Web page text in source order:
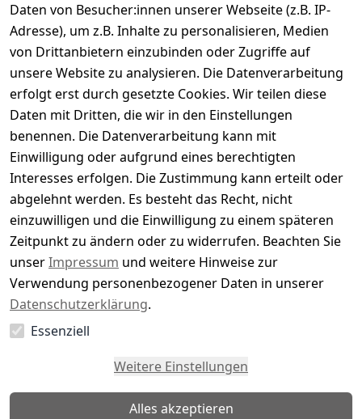
Durchschnittliche Bewertung
0
Basierend auf 0 Bewertung(en)
Bewertung abgeben
5
( 0 )
4
( 0 )
3
( 0 )
2
( 0 )
1
( 0 )
Es hat noch niemand eine Bewertung für diesen
Artikel abgegeben
Daten von Besucher:innen unserer Webseite (z.B. IP-
Adresse), um z.B. Inhalte zu personalisieren, Medien
von Drittanbietern einzubinden oder Zugriffe auf
unsere Website zu analysieren. Die Datenverarbeitung
erfolgt erst durch gesetzte Cookies. Wir teilen diese
Daten mit Dritten, die wir in den Einstellungen
benennen. Die Datenverarbeitung kann mit
Einwilligung oder aufgrund eines berechtigten
Interesses erfolgen. Die Zustimmung kann erteilt oder
abgelehnt werden. Es besteht das Recht, nicht
einzuwilligen und die Einwilligung zu einem späteren
Zeitpunkt zu ändern oder zu widerrufen. Beachten Sie
unserImpressum und weitere Hinweise zur
Verwendung personenbezogener Daten in unserer
Datenschutzerklärung.
Essenziell
Weitere Einstellungen
Alles akzeptieren